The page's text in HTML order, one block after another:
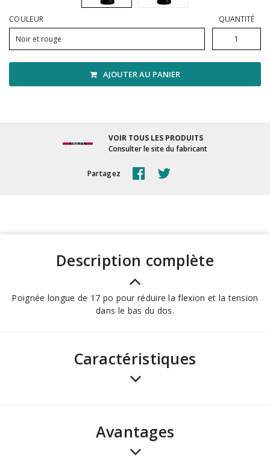
Vadrouilles, manches et cadres
COULEUR
Noir et rouge
QUANTITÉ
AJOUTER AU PANIER
VOIR TOUS LES PRODUITS
Consulter le site du fabricant
Partagez
description complète
Poignée longue de 17 po pour réduire la flexion et la tension
dans le bas du dos.
Caractéristiques
avantages